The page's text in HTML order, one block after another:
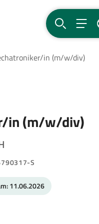
SUCHE
in (m/w/div)
in (m/w/div)
S
11.06.2026